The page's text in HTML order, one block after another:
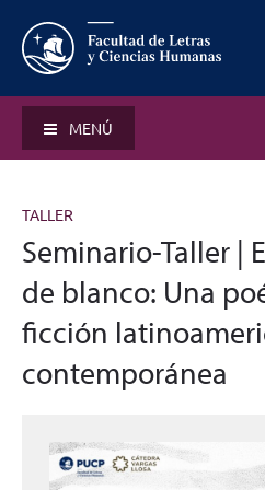
MENÚ
TALLER
Seminario-Taller |
de blanco: Una
ficción
contemporánea